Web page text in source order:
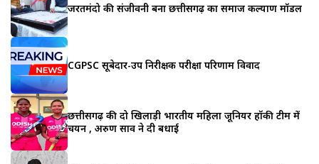
जरूरतमंदो की संजीवनी बना छत्तीसगढ़ का समाज कल्याण मॉडल
CGPSC सूबेदार-उप निरीक्षक परीक्षा परिणाम विवाद
छत्तीसगढ़ की दो खिलाड़ी भारतीय महिला जूनियर हॉकी टीम में
चयन , अरुण साव ने दी बधाई